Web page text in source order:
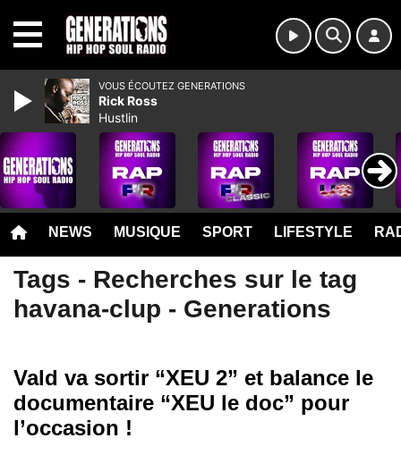
NEWS MUSIQUE SPORT LIFESTYLE
Tags - Recherches sur le tag
havana-clup - Generations
Vald va sortir “XEU 2” et balance le
documentaire “XEU le doc” pour
l’occasion !
VOUS ÉCOUTEZ GENERATIONS
Rick Ross
Hustlin